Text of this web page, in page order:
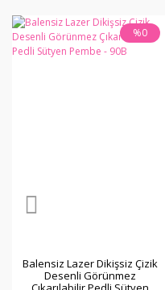
%0
Balensiz Lazer Dikişsiz Çizik
Desenli Görünmez